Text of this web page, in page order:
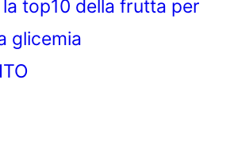
top10 della frutta per
glicemia